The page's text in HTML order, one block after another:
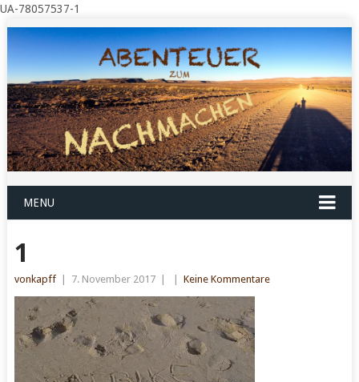
UA-78057537-1
MENU
1
vonkapff 7. November 2017 Keine Kommentare